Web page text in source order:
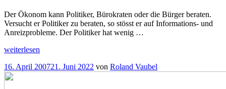
Der Ökonom kann Politiker, Bürokraten oder die Bürger beraten.
Versucht er Politiker zu beraten, so stösst er auf Informations- und
Anreizprobleme. Der Politiker hat wenig …
„Politik(er)beratung
Realistische
Politikberatung“
weiterlesen
Veröffentlicht
am
16. April 200721. Juni 2022 von Roland Vaubel